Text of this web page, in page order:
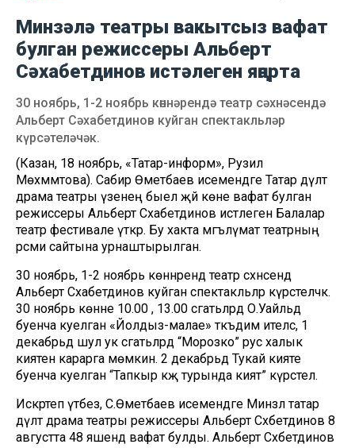
Минзәлә театры вакытсыз вафат
булган режиссеры Альберт
Сәхабетдинов истәлеген яңарта
30 ноябрь, 1-2 ноябрь көннәрендә театр сәхнәсендә
Альберт Сәхабетдинов куйган спектакльләр
күрсәтеләчәк.
(Казан, 18 ноябрь, «Татар-информ», Рузилә
Мөхәммәтова). Сабир Өметбаев исемендәге Татар дәүләт
драма театры үзенең быел җәй көне вафат булган
режиссеры Альберт Сәхабетдинов истәлегенә Балалар
театр фестивале үткәрә. Бу хакта мәгълүмат театрның
рәсми сайтына урнаштырылган.
30 ноябрь, 1-2 ноябрь көннәрендә театр сәхнәсендә
Альберт Сәхабетдинов куйган спектакльләр күрсәтеләчәк.
30 ноябрь көнне 10.00 , 13.00 сәгатьләрдә О.Уайльд
буенча куелган «Йолдыз-малае» тәкъдим ителсә, 1
декабрьдә шул ук сәгатьләрдә “Морозко” рус халык
әкиятен карарга мөмкин. 2 декабрьдә Тукай әкияте
буенча куелган “Тапкыр кәҗә турында әкият” күрсәтелә.
Искәртеп үтәбез, С.Өметбаев исемендәге Минзәлә татар
дәүләт драма театры режиссеры Альберт Сәхәбетдинов 8
августта 48 яшендә вафат булды. Альберт Сәхәбетдинов